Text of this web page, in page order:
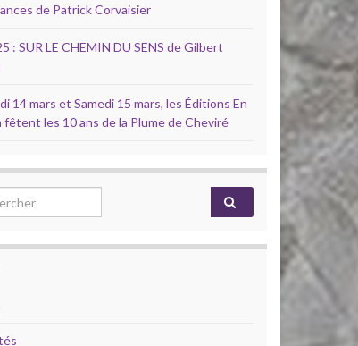
de Patrick Corvaisier
: SUR LE CHEMIN DU SENS de Gilbert
14 mars et Samedi 15 mars, les Éditions En
fêtent les 10 ans de la Plume de Cheviré
for: